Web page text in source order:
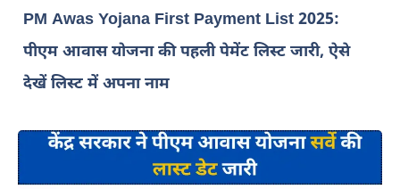
PM Awas Yojana First Payment List 2025:
पीएम आवास योजना की पहली पेमेंट लिस्ट जारी, ऐसे
देखें लिस्ट में अपना नाम